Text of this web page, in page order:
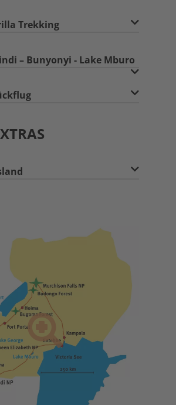
Trekking
– Bunyonyi - Lake Mburo